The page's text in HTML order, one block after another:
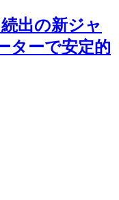
出の新ジャ
ターで安定的